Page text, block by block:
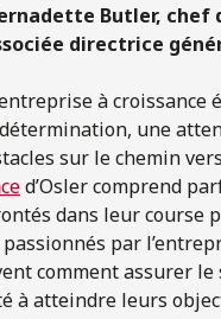
Butler,
directrice
à
une
sur le chemin
d’Osler comprend
dans leur course
par
comment assurer
à atteindre leurs